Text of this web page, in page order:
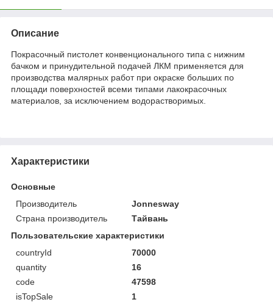
Описание
Покрасочный пистолет конвенционального типа с нижним
бачком и принудительной подачей ЛКМ применяется для
производства малярных работ при окраске больших по
площади поверхностей всеми типами лакокрасочных
материалов, за исключением водорастворимых.
Характеристики
Основные
Производитель
Jonnesway
Страна производитель
Тайвань
Пользовательские характеристики
countryId
70000
quantity
16
code
47598
isTopSale
1